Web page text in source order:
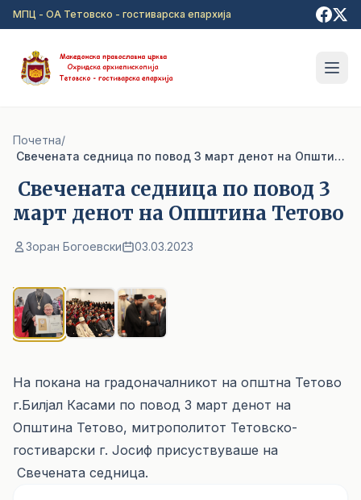
Прејди на главна содржина
МПЦ - ОА Тетовско - гостиварска епархија
Почетна/
Свечената седница по повод 3 март денот на Општина Тетовo
Свечената седница по повод 3
март денот на Општина Тетовo
Зоран Богоевски 03.03.2023
На покана на градоначалникот на општна Тетово
г.Билјал Касами по повод 3 март денот на
Општина Тетово, митрополитот Тетовско-
гостиварски г. Јосиф присуствуваше на
Свечената седница.